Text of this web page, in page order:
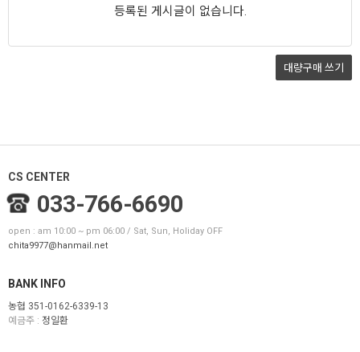
등록된 게시글이 없습니다.
대량구매 쓰기
CS CENTER
033-766-6690
open : am 10:00 ~ pm 06:00 / Sat, Sun, Holiday OFF
chita9977@hanmail.net
BANK INFO
농협 351-0162-6339-13
예금주 : 정일환